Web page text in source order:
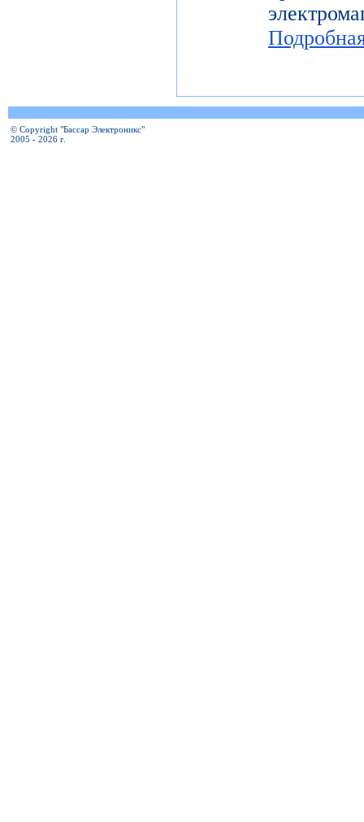
© Copyright "Бассар Электроникс"
2005 - 2026 г.